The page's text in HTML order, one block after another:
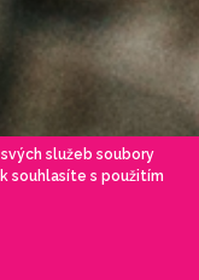
služeb soubory
souhlasíte s použitím